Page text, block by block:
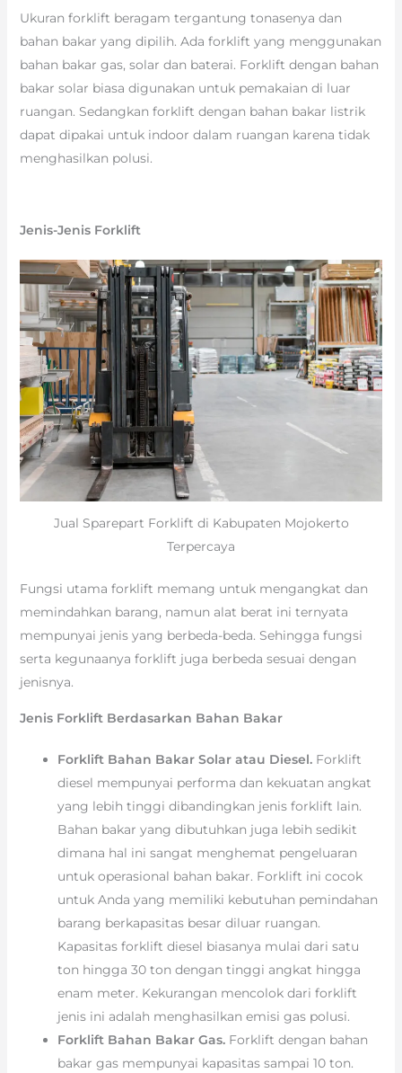
Ukuran forklift beragam tergantung tonasenya dan
bahan bakar yang dipilih. Ada forklift yang menggunakan
bahan bakar gas, solar dan baterai. Forklift dengan bahan
bakar solar biasa digunakan untuk pemakaian di luar
ruangan. Sedangkan forklift dengan bahan bakar listrik
dapat dipakai untuk indoor dalam ruangan karena tidak
menghasilkan polusi.
Jenis-Jenis Forklift
Jual Sparepart Forklift di Kabupaten Mojokerto
Terpercaya
Fungsi utama forklift memang untuk mengangkat dan
memindahkan barang, namun alat berat ini ternyata
mempunyai jenis yang berbeda-beda. Sehingga fungsi
serta kegunaanya forklift juga berbeda sesuai dengan
jenisnya.
Jenis Forklift Berdasarkan Bahan Bakar
Forklift Bahan Bakar Solar atau Diesel. Forklift
diesel mempunyai performa dan kekuatan angkat
yang lebih tinggi dibandingkan jenis forklift lain.
Bahan bakar yang dibutuhkan juga lebih sedikit
dimana hal ini sangat menghemat pengeluaran
untuk operasional bahan bakar. Forklift ini cocok
untuk Anda yang memiliki kebutuhan pemindahan
barang berkapasitas besar diluar ruangan.
Kapasitas forklift diesel biasanya mulai dari satu
ton hingga 30 ton dengan tinggi angkat hingga
enam meter. Kekurangan mencolok dari forklift
jenis ini adalah menghasilkan emisi gas polusi.
Forklift Bahan Bakar Gas. Forklift dengan bahan
bakar gas mempunyai kapasitas sampai 10 ton.